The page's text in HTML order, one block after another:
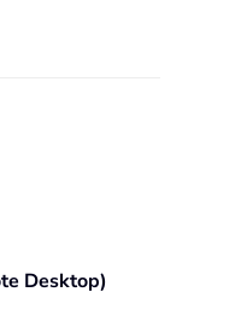
Desktop)